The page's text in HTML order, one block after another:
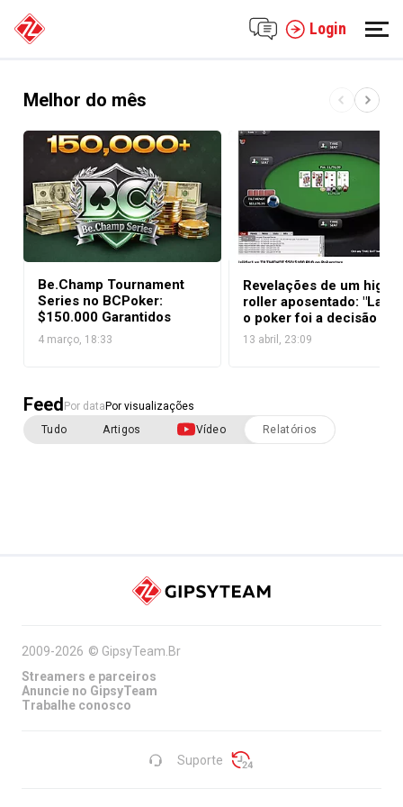
Login
Melhor do mês
Be.Champ Tournament
Series no BCPoker:
$150.000 Garantidos
4 março, 18:33
Revelações de um high
roller aposentado:
o poker foi a decisão
lucrativa da minha vida"
13 abril, 23:09
Feed Por data Por visualizações
Tudo
Artigos Vídeo Relatórios
Suporte
2009-2026 © GipsyTeam.Br
Streamers e parceiros
Anuncie no GipsyTeam
Trabalhe conosco